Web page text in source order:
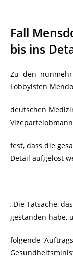
Fall
bis ins
Zu den nunmehr
Lobbyisten
deutschen
fest, dass die
Detail aufgelöst
„Die Tatsache,
gestanden habe,
folgende